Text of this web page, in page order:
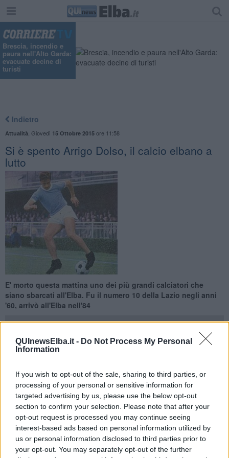
QUInewsElba.it - Do Not Process My Personal
Information
If you wish to opt-out of the sale, sharing to third parties, or
processing of your personal or sensitive information for
targeted advertising by us, please use the below opt-out
section to confirm your selection. Please note that after your
opt-out request is processed you may continue seeing
interest-based ads based on personal information utilized by
us or personal information disclosed to third parties prior to
your opt-out. You may separately opt-out of the further
Brescia, incendio e
paura nell'Alto Garda:
evacuate decine di
turisti
Indietro
Attualità Giovedì 15 Ottobre 2015ore 11:58
Si è spento Arrigo Dolso, il calcio elbano a
lutto
E' morto questa mattina uno dei più grandi calciatori che
siano sbarcati all'Elba. Fu il numero 10 della Lazio negli anni
'60, arrivò all'Elba nell'84
PORTOFERRAIO —
Se n'è andato questa mattina uno degli
interpreti di quel calcio che non c'è più. Arrigo Dolso si è arreso alla
malattia che lo affliggeva e l'Elba perde il più prestigioso calciatore
che abbia calcato il rettangolo verde sull'isola.
68 anni, era nato a San Daniele del Friuli nel 1946 era stato il
fantasista della Lazio di Renato Gei. Mancino talentuoso e
irriverente, Dolso, cominciò a giocare nell'Udinese. Debuttò in serie
C nella stagione 1964-65. Nel 1966 il grande salto: la Lazio lo